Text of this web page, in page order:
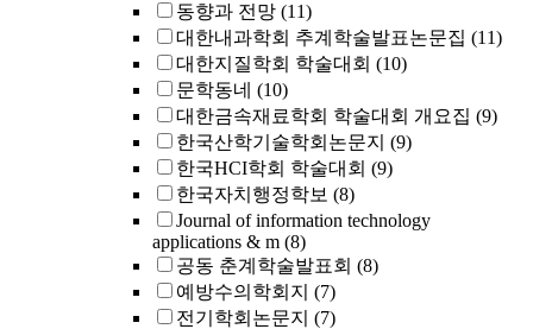
동향과 전망 (11)
대한내과학회 추계학술발표논문집 (11)
대한지질학회 학술대회 (10)
문학동네 (10)
대한금속재료학회 학술대회 개요집 (9)
한국산학기술학회논문지 (9)
한국HCI학회 학술대회 (9)
한국자치행정학보 (8)
Journal of information technology
applications & m (8)
공동 춘계학술발표회 (8)
예방수의학회지 (7)
전기학회논문지 (7)